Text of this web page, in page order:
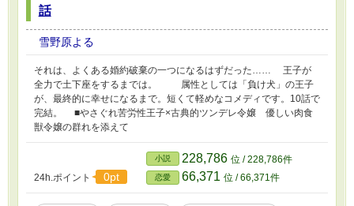
話
雪野原よる
それは、よくある婚約破棄の一つになるはずだった…… 王子が
全力で土下座をするまでは。 属性としては「負け犬」の王子
が、最終的に幸せになるまで。短くて軽めなコメディです。10話で
完結。 ■やさぐれ苦労性王子×古典的ツンデレ令嬢 優しい肉食
獣令嬢の群れを添えて
24h.ポイント 0pt
小説 228,786 位 / 228,786件
恋愛 66,371 位 / 66,371件